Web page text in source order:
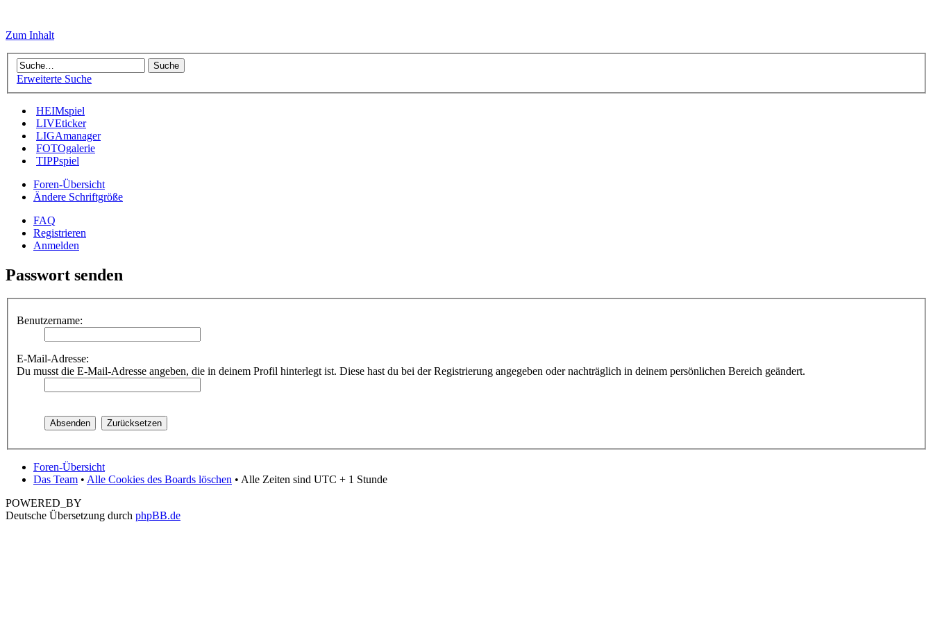
Zum Inhalt
Erweiterte Suche
HEIMspiel
LIVEticker
LIGAmanager
FOTOgalerie
TIPPspiel
Foren-Übersicht
Ändere Schriftgröße
FAQ
Registrieren
Anmelden
Passwort senden
Benutzername:
E-Mail-Adresse:
Du musst die E-Mail-Adresse angeben, die in deinem Profil hinterlegt ist. Diese hast du bei der Registrierung angegeben oder nachträglich in deinem persönlichen Bereich geändert.
Foren-Übersicht
Das Team • Alle Cookies des Boards löschen • Alle Zeiten sind UTC + 1 Stunde
POWERED_BY
Deutsche Übersetzung durch phpBB.de